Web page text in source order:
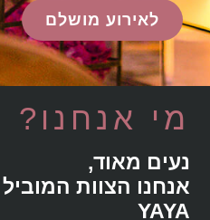
לאירוע מושלם
לאירוע מושלם
לאירוע מושלם
לאירוע מושלם
לאירוע מושלם
לאירוע מושלם
לאירוע מושלם
לאירוע מושלם
לאירוע מושלם
לאירוע מושלם
לאירוע מושלם
לאירוע מושלם
לאירוע מושלם
לאירוע מושלם
לאירוע מושלם
מי אנחנו?
נעים מאוד,
YAYA